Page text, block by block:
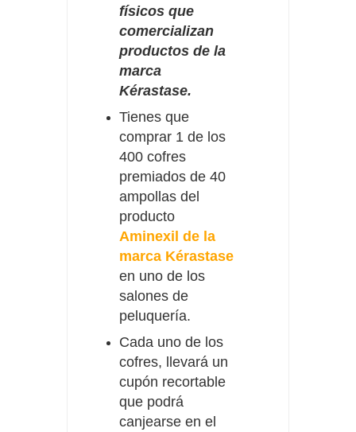
físicos que
comercializan
productos de la
marca
Kérastase.
Tienes que
comprar 1 de los
400 cofres
premiados de 40
ampollas del
producto
Aminexil de la
marca Kérastase
en uno de los
salones de
peluquería.
Cada uno de los
cofres, llevará un
cupón recortable
que podrá
canjearse en el